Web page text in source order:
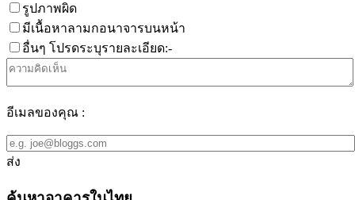
รูปภาพผิด
มีเนื้อหาลามกอนาจารบนหน้า
อื่นๆ โปรดระบุรายละเอียด:-
อีเมลของคุณ :
ส่ง